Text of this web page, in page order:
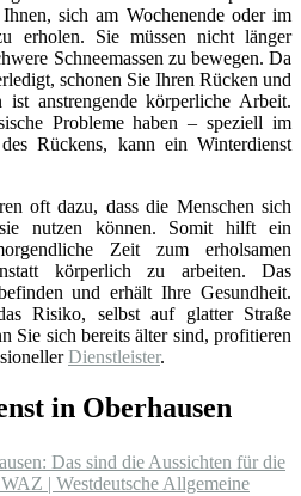
sich am Wochenende oder im
erholen. Sie müssen nicht länger
Schneemassen zu bewegen. Da
schonen Sie Ihren Rücken und
ist anstrengende körperliche Arbeit.
Probleme haben – speziell im
Rückens, kann ein Winterdienst
oft dazu, dass die Menschen sich
nutzen können. Somit hilft ein
Zeit zum erholsamen
körperlich zu arbeiten. Das
und erhält Ihre Gesundheit.
Risiko, selbst auf glatter Straße
Sie sich bereits älter sind, profitieren
Dienstleister.
in Oberhausen
Das sind die Aussichten für die
| Westdeutsche Allgemeine